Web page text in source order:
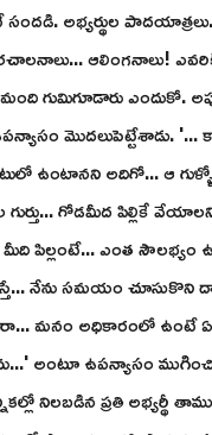
అభ్యర్థుల
ఆలింగనాలు!
గుమిగూడారు ఎందుకో.
మొదలుపెట్టేశాడు.
ఉంటానని అదిగో... ఆ
గోడమీద పిల్లికే
ఎంత సౌలభ్యం
నేను సమయం చూసుకొని
మనం అధికారంలో ఉంటే ఏ
అంటూ ఉపన్యాసం
నిలబడిన ప్రతి అభ్యర్థీ